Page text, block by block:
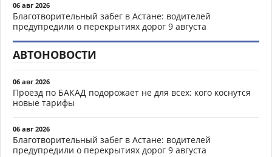
06 авг 2026
Благотворительный забег в Астане: водителей
предупредили о перекрытиях дорог 9 августа
АВТОНОВОСТИ
06 авг 2026
Проезд по БАКАД подорожает не для всех: кого коснутся
новые тарифы
06 авг 2026
Благотворительный забег в Астане: водителей
предупредили о перекрытиях дорог 9 августа